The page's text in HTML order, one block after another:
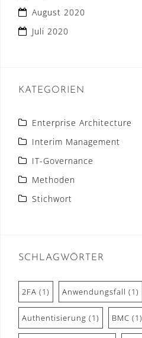
August 2020
Juli 2020
KATEGORIEN
Enterprise Architecture
Interim Management
IT-Governance
Methoden
Stichwort
SCHLAGWÖRTER
2FA (1) Anwendungsfall (1)
Authentisierung (1) BMC (1)